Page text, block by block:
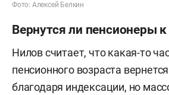
Фото: Алексей Белкин
Вернутся ли пенсионеры к
Нилов считает, что какая-то
пенсионного возраста
благодаря индексации, но